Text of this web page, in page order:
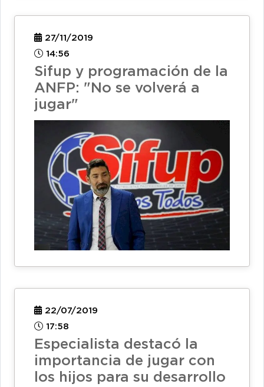
27/11/2019
14:56
Sifup y programación de la
ANFP: "No se volverá a
jugar"
22/07/2019
17:58
Especialista destacó la
importancia de jugar con
los hijos para su desarrollo